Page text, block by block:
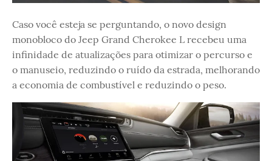
Caso você esteja se perguntando, o novo design
monobloco do Jeep Grand Cherokee L recebeu uma
infinidade de atualizações para otimizar o percurso e
o manuseio, reduzindo o ruído da estrada, melhorando
a economia de combustível e reduzindo o peso.